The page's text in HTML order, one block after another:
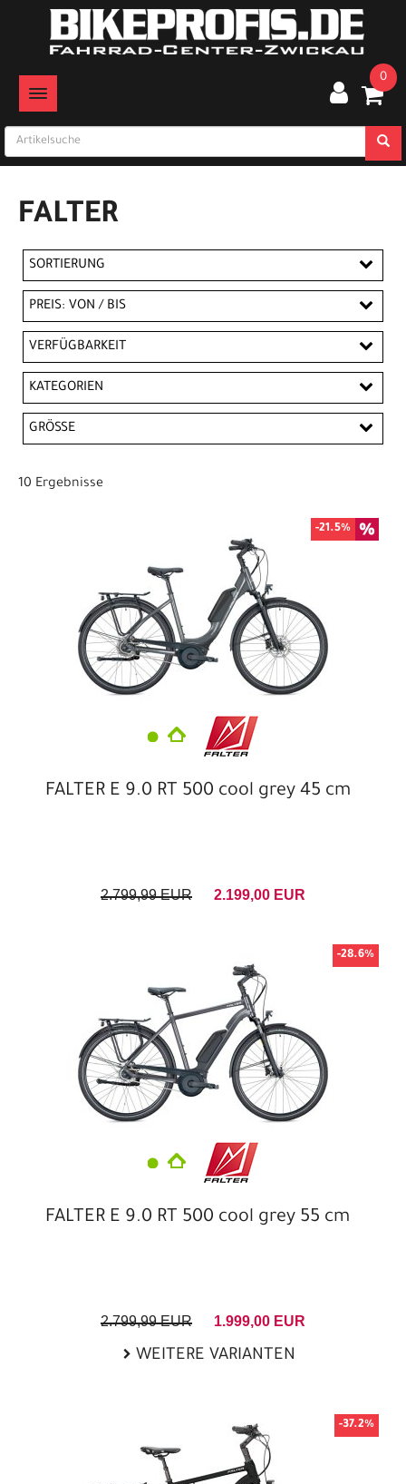
TOGGLE NAVIGATION
0
FALTER
SORTIERUNG
PREIS: VON / BIS
EUR
VERFÜGBARKEIT
KATEGORIEN
E-City/Urban
GRÖSSE
10 Ergebnisse
-21.5%
FALTER E 9.0 RT 500 cool grey 45 cm
2.799,99 EUR 2.199,00 EUR
-28.6%
FALTER E 9.0 RT 500 cool grey 55 cm
2.799,99 EUR 1.999,00 EUR
WEITERE VARIANTEN
-37.2%